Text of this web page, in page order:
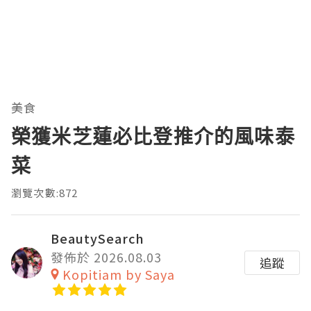
美食
榮獲米芝蓮必比登推介的風味泰
菜
瀏覽次數:872
BeautySearch
發佈於 2026.08.03
Kopitiam by Saya
追蹤